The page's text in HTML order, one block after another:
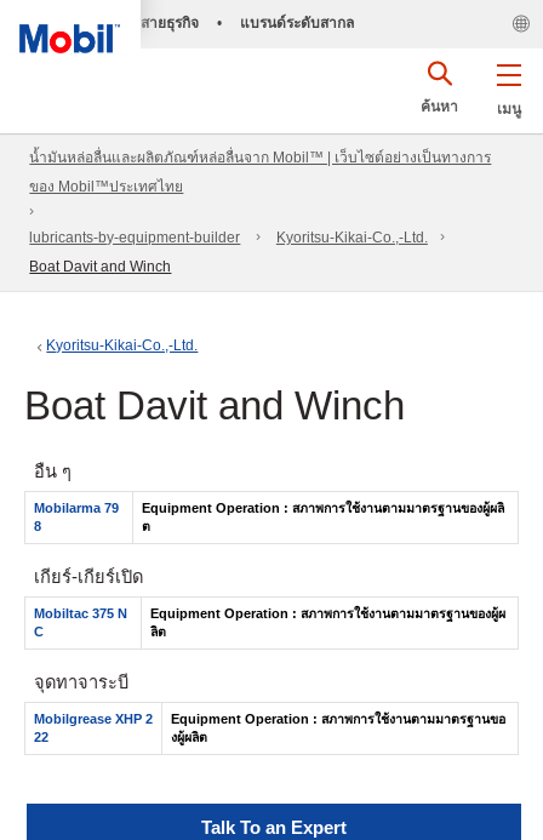
สายธุรกิจ • แบรนด์ระดับสากล
เมนู
ค้นหา
น้ำมันหล่อลื่นและผลิตภัณฑ์หล่อลื่นจาก Mobil™ | เว็บไซต์อย่างเป็นทางการ
ของ Mobil™ประเทศไทย
lubricants-by-equipment-builder
Kyoritsu-Kikai-Co.,-Ltd.
Boat Davit and Winch
Kyoritsu-Kikai-Co.,-Ltd.
Boat Davit and Winch
อื่น ๆ
Mobilarma 79
8
Equipment Operation : สภาพการใช้งานตามมาตรฐานของผู้ผลิ
ต
เกียร์-เกียร์เปิด
Mobiltac 375 N
C
Equipment Operation : สภาพการใช้งานตามมาตรฐานของผู้ผ
ลิต
จุดทาจาระบี
Mobilgrease XHP 2
22
Equipment Operation : สภาพการใช้งานตามมาตรฐานขอ
งผู้ผลิต
Talk To an Expert